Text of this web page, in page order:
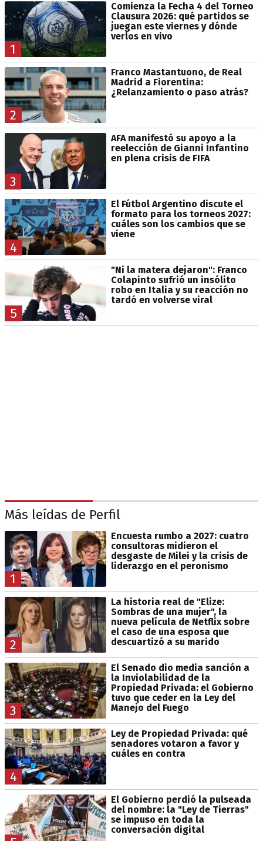
1
Comienza la Fecha 4 del Torneo
Clausura 2026: qué partidos se
juegan este viernes y dónde
verlos en vivo
2
Franco Mastantuono, de Real
Madrid a Fiorentina:
¿Relanzamiento o paso atrás?
3
AFA manifestó su apoyo a la
reelección de Gianni Infantino
en plena crisis de FIFA
4
El Fútbol Argentino discute el
formato para los torneos 2027:
cuáles son los cambios que se
viene
5
"Ni la matera dejaron": Franco
Colapinto sufrió un insólito
robo en Italia y su reacción no
tardó en volverse viral
Más leídas de Perfil
1
Encuesta rumbo a 2027: cuatro
consultoras midieron el
desgaste de Milei y la crisis de
liderazgo en el peronismo
2
La historia real de "Elize:
Sombras de una mujer", la
nueva película de Netflix sobre
el caso de una esposa que
descuartizó a su marido
3
El Senado dio media sanción a
la Inviolabilidad de la
Propiedad Privada: el Gobierno
tuvo que ceder en la Ley del
Manejo del Fuego
4
Ley de Propiedad Privada: qué
senadores votaron a favor y
cuáles en contra
El Gobierno perdió la pulseada
del nombre: la "Ley de Tierras"
se impuso en toda la
conversación digital